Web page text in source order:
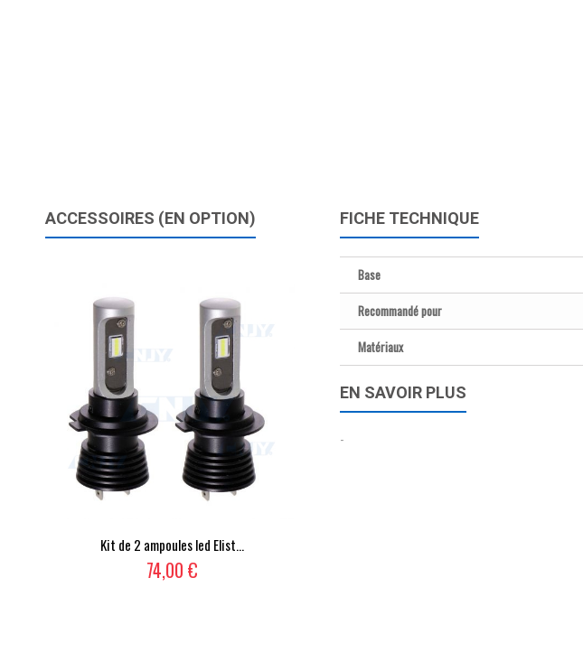
ACCESSOIRES (EN OPTION)
Kit de 2 ampoules led Elist...
74,00 €
FICHE TECHNIQUE
Base
Recommandé pour
Matériaux
EN SAVOIR PLUS
-